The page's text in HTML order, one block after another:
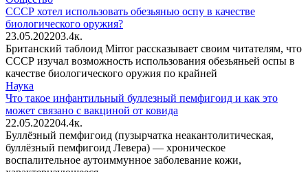
СССР хотел использовать обезьянью оспу в качестве
биологического оружия?
23.05.202203.4к.
Британский таблоид Mirror рассказывает своим читателям, что
СССР изучал возможность использования обезьяньей оспы в
качестве биологического оружия по крайней
Наука
Что такое инфантильный буллезный пемфигоид и как это
может связано с вакциной от ковида
22.05.202204.4к.
Буллёзный пемфигоид (пузырчатка неакантолитическая,
буллёзный пемфигоид Левера) — хроническое
воспалительное аутоиммунное заболевание кожи,